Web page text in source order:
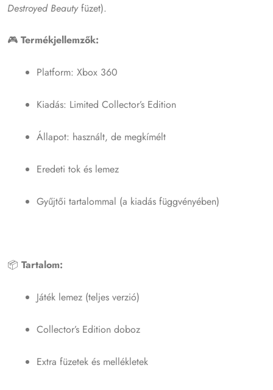
Destroyed Beautyfüzet).
🎮Termékjellemzők:
Platform: Xbox 360
Kiadás: Limited Collector’s Edition
Állapot: használt, de megkímélt
Eredeti tok és lemez
Gyűjtői tartalommal (a kiadás függvényében)
📦Tartalom:
Játék lemez (teljes verzió)
Collector’s Edition doboz
Extra füzetek és mellékletek